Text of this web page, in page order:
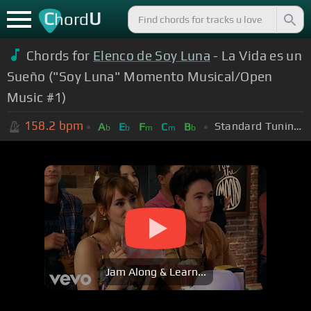
ChordU
Chords for Elenco de Soy Luna - La Vida es un
Sueño ("Soy Luna" Momento Musical/Open
Music #1)
158.2 bpm Ab Eb Fm Cm Bb Standard Tuning (EADGBE)
Jam Along & Learn...